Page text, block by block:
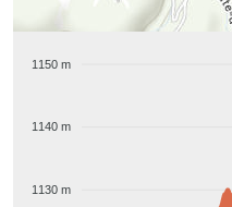
1150 m
1140 m
1130 m